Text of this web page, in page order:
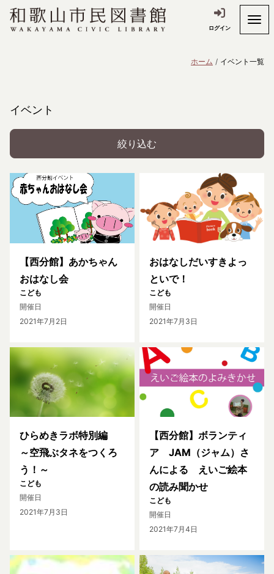
ログイン
ホーム イベント一覧
イベント
絞り込む
【西分館】あかちゃん
おはなし会
こども
開催日
2021年7月2日
おはなしだいすきよっ
といで！
こども
開催日
2021年7月3日
ひらめきラボ特別編
～空飛ぶタネをつくろ
う！～
こども
開催日
2021年7月3日
【西分館】ボランティ
ア JAM（ジャム）さ
んによる えいご絵本
の読み聞かせ
こども
開催日
2021年7月4日